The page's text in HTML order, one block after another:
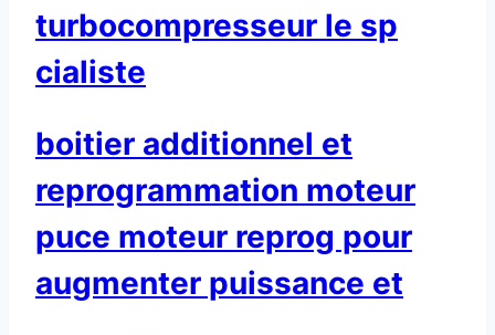
turbocompresseur le sp
cialiste
boitier additionnel et
reprogrammation moteur
puce moteur reprog pour
augmenter puissance et